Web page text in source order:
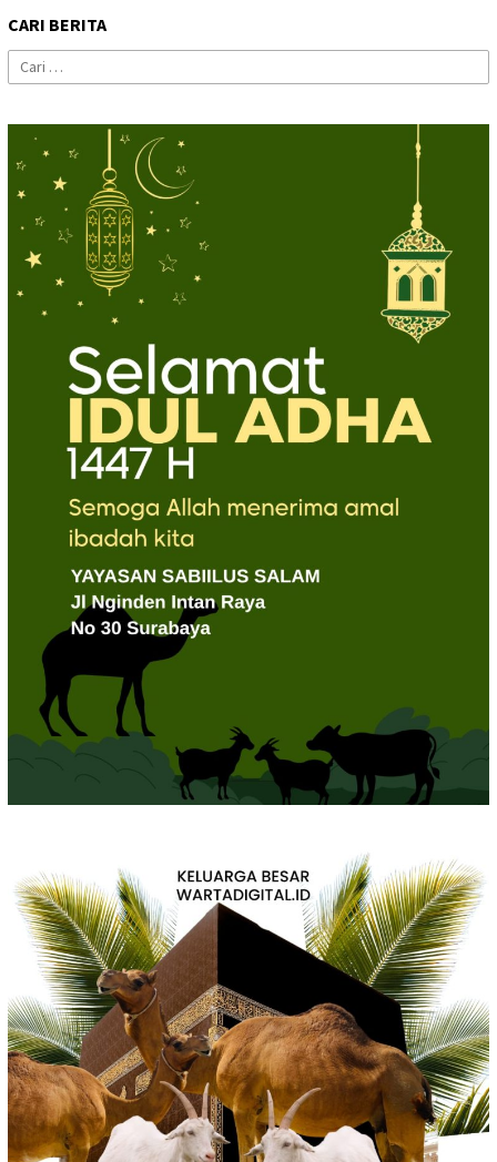
CARI BERITA
Cari
untuk: